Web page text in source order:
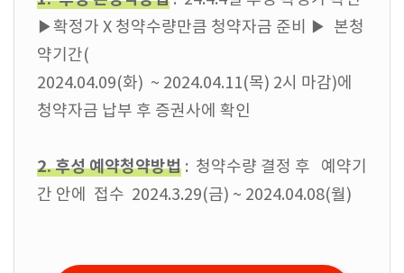
▶확정가 X 청약수량만큼 청약자금 준비 ▶ 본청
약기간(
2024.04.09(화) ~ 2024.04.11(목) 2시 마감)에
청약자금 납부 후 증권사에 확인
2. 후성 예약청약방법 : 청약수량 결정 후 예약기
간 안에 접수 2024.3.29(금) ~ 2024.04.08(월)